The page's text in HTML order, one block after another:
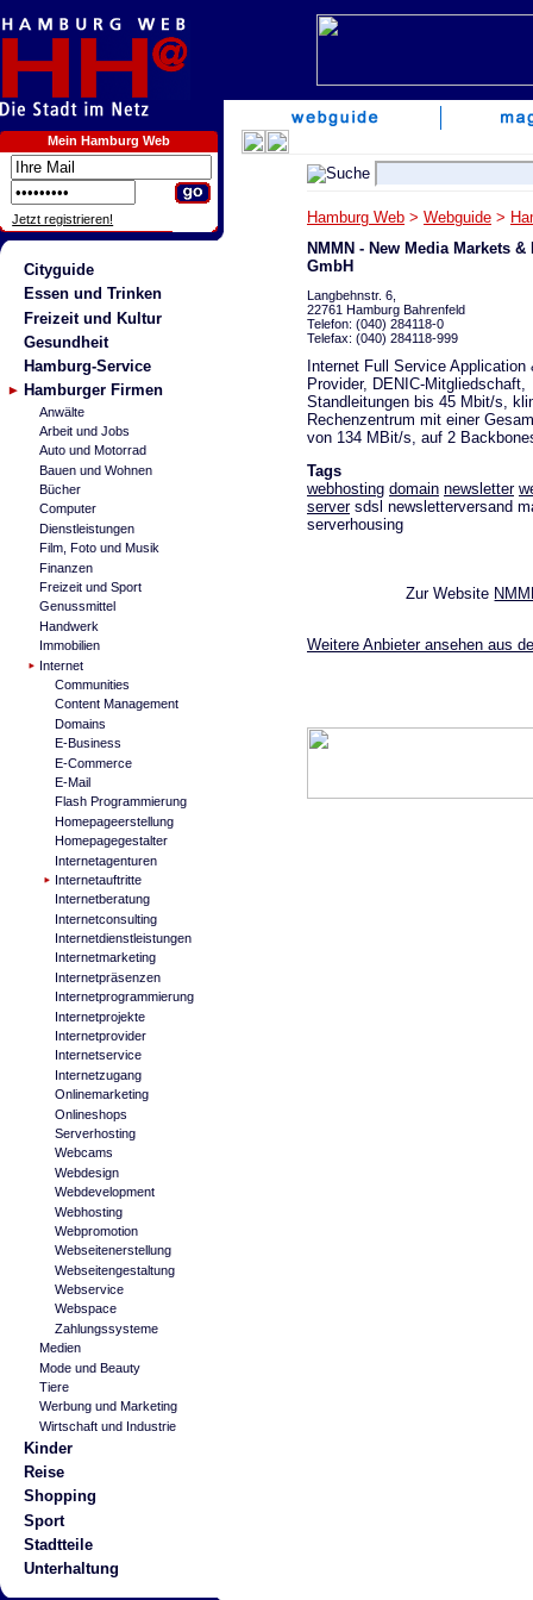
Mein Hamburg Web
Jetzt registrieren!
Cityguide
Essen und Trinken
Freizeit und Kultur
Gesundheit
Hamburg-Service
Hamburger Firmen
Anwälte
Arbeit und Jobs
Auto und Motorrad
Bauen und Wohnen
Bücher
Computer
Dienstleistungen
Film, Foto und Musik
Finanzen
Freizeit und Sport
Genussmittel
Handwerk
Immobilien
Internet
Communities
Content Management
Domains
E-Business
E-Commerce
E-Mail
Flash Programmierung
Homepageerstellung
Homepagegestalter
Internetagenturen
Internetauftritte
Internetberatung
Internetconsulting
Internetdienstleistungen
Internetmarketing
Internetpräsenzen
Internetprogrammierung
Internetprojekte
Internetprovider
Internetservice
Internetzugang
Onlinemarketing
Onlineshops
Serverhosting
Webcams
Webdesign
Webdevelopment
Webhosting
Webpromotion
Webseitenerstellung
Webseitengestaltung
Webservice
Webspace
Zahlungssysteme
Medien
Mode und Beauty
Tiere
Werbung und Marketing
Wirtschaft und Industrie
Kinder
Reise
Shopping
Sport
Stadtteile
Unterhaltung
Hamburg Web > Webguide >
NMMN - New Media Markets &
GmbH
Langbehnstr. 6,
22761 Hamburg Bahrenfeld
Telefon: (040) 284118-0
Telefax: (040) 284118-999
Internet Full Service Application
Provider, DENIC-Mitgliedschaft,
Standleitungen bis 45 Mbit/s,
Rechenzentrum mit einer
von 134 MBit/s, auf 2
Tags
webhosting domain newsletter
serversdsl newsletterversand
serverhousing
Zur Website
Weitere Anbieter ansehen aus